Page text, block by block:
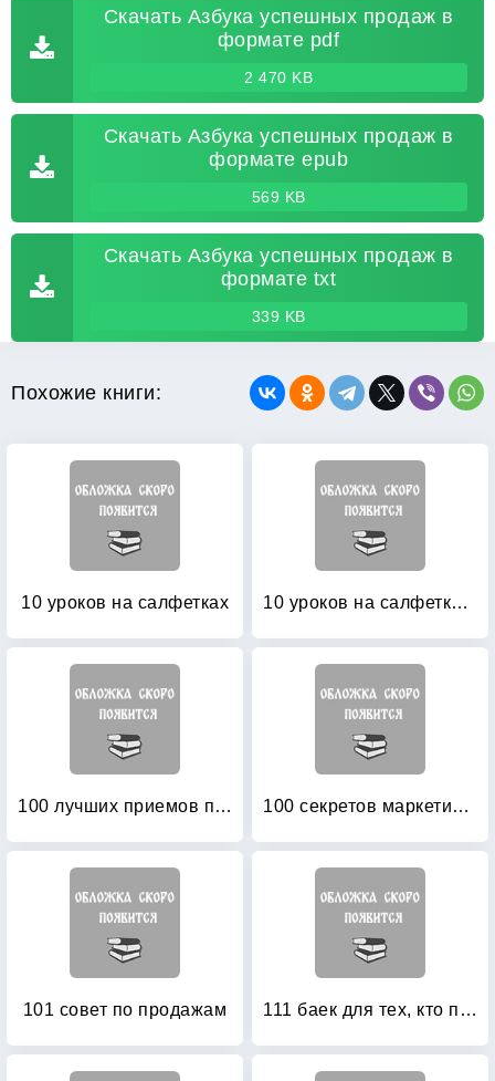
Скачать Азбука успешных продаж в
формате pdf
2 470 KB
Скачать Азбука успешных продаж в
формате epub
569 KB
Скачать Азбука успешных продаж в
формате txt
339 KB
Похожие книги:
10 уроков на салфетках 10 уроков на салфетках: как выстроить большую успешную MLM-организацию
100 лучших приемов презентации товара 100 секретов маркетинга без затрат
101 совет по продажам 111 баек для тех, кто продает